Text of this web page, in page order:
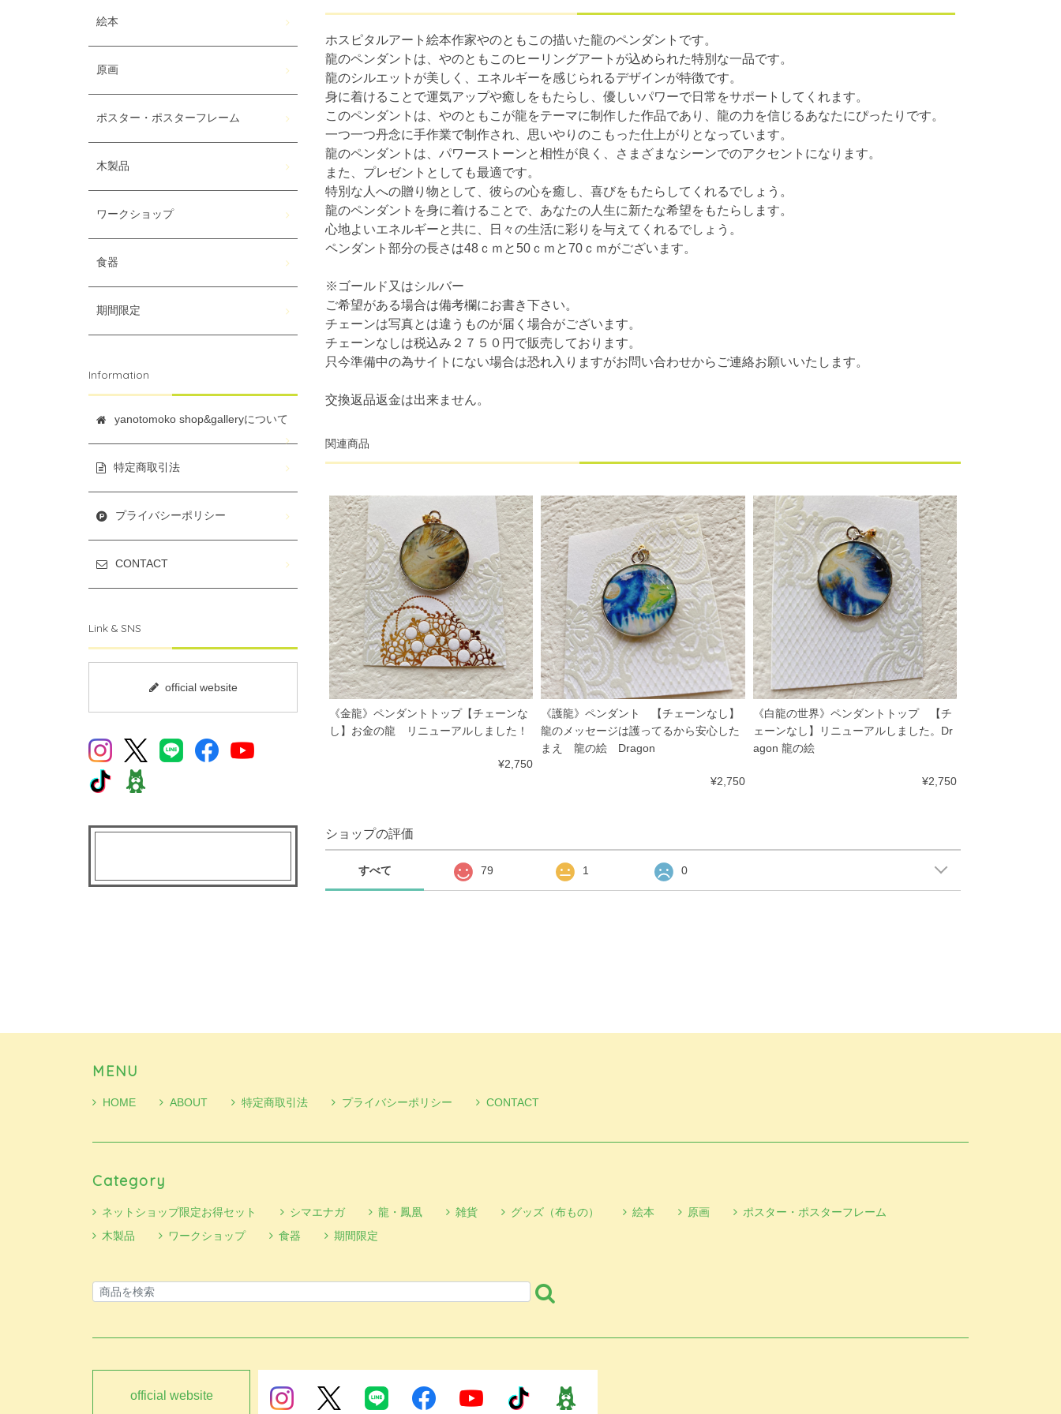
ホスピタルアート絵本作家やのともこの描いた龍のペンダントです。
龍のペンダントは、やのともこのヒーリングアートが込められた特別な一品です。
龍のシルエットが美しく、エネルギーを感じられるデザインが特徴です。
身に着けることで運気アップや癒しをもたらし、優しいパワーで日常をサポートしてくれます。
このペンダントは、やのともこが龍をテーマに制作した作品であり、龍の力を信じるあなたにぴったりです。
一つ一つ丹念に手作業で制作され、思いやりのこもった仕上がりとなっています。
龍のペンダントは、パワーストーンと相性が良く、さまざまなシーンでのアクセントになります。
また、プレゼントとしても最適です。
特別な人への贈り物として、彼らの心を癒し、喜びをもたらしてくれるでしょう。
龍のペンダントを身に着けることで、あなたの人生に新たな希望をもたらします。
心地よいエネルギーと共に、日々の生活に彩りを与えてくれるでしょう。
ペンダント部分の長さは48ｃｍと50ｃｍと70ｃｍがございます。
※ゴールド又はシルバー
ご希望がある場合は備考欄にお書き下さい。
チェーンは写真とは違うものが届く場合がございます。
チェーンなしは税込み２７５０円で販売しております。
只今準備中の為サイトにない場合は恐れ入りますがお問い合わせからご連絡お願いいたします。
交換返品返金は出来ません。
関連商品
《金龍》ペンダントトップ【チェーンな
し】お金の龍 リニューアルしました！
¥2,750
《護龍》ペンダント 【チェーンなし】
龍のメッセージは護ってるから安心した
まえ 龍の絵 Dragon
¥2,750
《白龍の世界》ペンダントトップ 【チ
ェーンなし】リニューアルしました。Dr
agon 龍の絵
¥2,750
ショップの評価
すべて 79 1 0
絵本
原画
ポスター・ポスターフレーム
木製品
ワークショップ
食器
期間限定
Information
yanotomoko shop&galleryについて
特定商取引法
プライバシーポリシー
CONTACT
Link & SNS
official website
MENU
HOME ABOUT 特定商取引法 プライバシーポリシー CONTACT
Category
ネットショップ限定お得セット シマエナガ 龍・鳳凰 雑貨 グッズ（布もの） 絵本 原画
ポスター・ポスターフレーム
木製品
ワークショップ 食器 期間限定
official website